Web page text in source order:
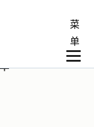
菜
单